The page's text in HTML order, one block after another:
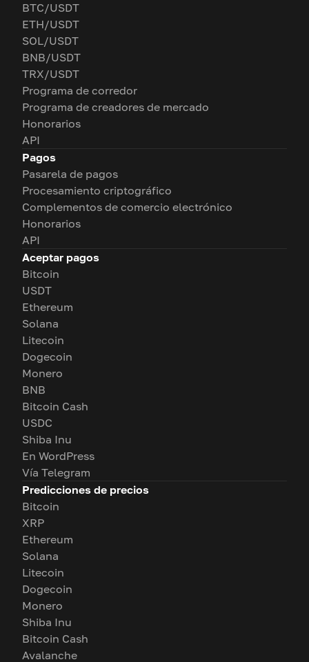
BTC/USDT
ETH/USDT
SOL/USDT
BNB/USDT
TRX/USDT
Programa de corredor
Programa de creadores de mercado
Honorarios
API
Pagos
Pasarela de pagos
Procesamiento criptográfico
Complementos de comercio electrónico
Honorarios
API
Aceptar pagos
Bitcoin
USDT
Ethereum
Solana
Litecoin
Dogecoin
Monero
BNB
Bitcoin Cash
USDC
Shiba Inu
En WordPress
Vía Telegram
Predicciones de precios
Bitcoin
XRP
Ethereum
Solana
Litecoin
Dogecoin
Monero
Shiba Inu
Bitcoin Cash
Avalanche